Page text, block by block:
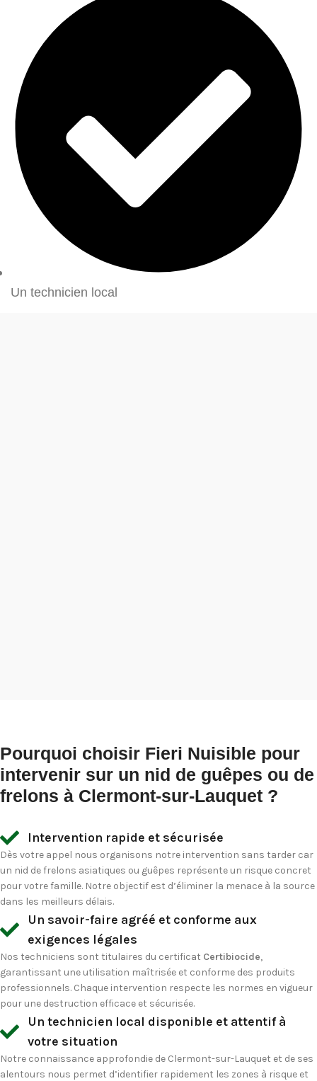
Un technicien local
Pourquoi choisir Fieri Nuisible pour
intervenir sur un nid de guêpes ou de
frelons à Clermont-sur-Lauquet ?
Intervention rapide et sécurisée
Dès votre appel nous organisons notre intervention sans tarder car
un nid de frelons asiatiques ou guêpes représente un risque concret
pour votre famille. Notre objectif est d’éliminer la menace à la source
dans les meilleurs délais.
Un savoir-faire agréé et conforme aux
exigences légales
Nos techniciens sont titulaires du certificat Certibiocide,
garantissant une utilisation maîtrisée et conforme des produits
professionnels. Chaque intervention respecte les normes en vigueur
pour une destruction efficace et sécurisée.
Un technicien local disponible et attentif à
votre situation
Notre connaissance approfondie de Clermont-sur-Lauquet et de ses
alentours nous permet d’identifier rapidement les zones à risque et